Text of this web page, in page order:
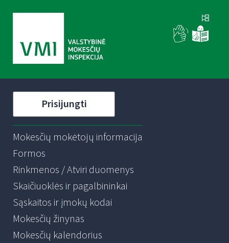
Prisijungti
Mokesčių mokėtojų informacija
Formos
Rinkmenos / Atviri duomenys
Skaičiuoklės ir pagalbininkai
Sąskaitos ir įmokų kodai
Mokesčių žinynas
Mokesčių kalendorius